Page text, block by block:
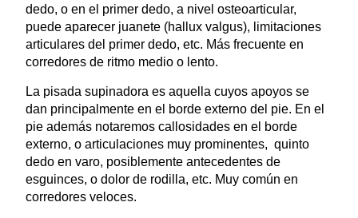
dedo, o en el primer dedo, a nivel osteoarticular,
puede aparecer juanete (hallux valgus), limitaciones
articulares del primer dedo, etc. Más frecuente en
corredores de ritmo medio o lento.
La pisada supinadora es aquella cuyos apoyos se
dan principalmente en el borde externo del pie. En el
pie además notaremos callosidades en el borde
externo, o articulaciones muy prominentes, quinto
dedo en varo, posiblemente antecedentes de
esguinces, o dolor de rodilla, etc. Muy común en
corredores veloces.